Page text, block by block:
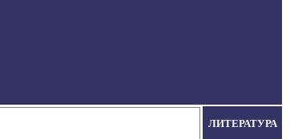
ЛИТЕРАТУРА